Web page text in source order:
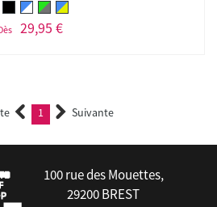
29,95 €
1 (current)Suivante
100 rue des Mouettes,
29200 BREST